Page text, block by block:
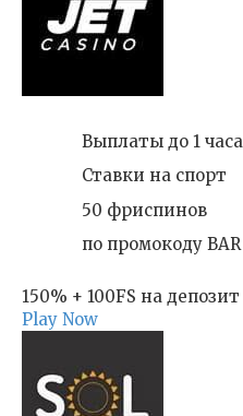
Выплаты до 1 часа
Ставки на спорт
50 фриспинов
по промокоду BAR
150% + 100FS на депозит
Play Now